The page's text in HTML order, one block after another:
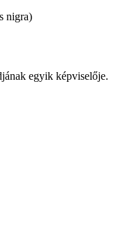
nigra)
egyik képviselője.